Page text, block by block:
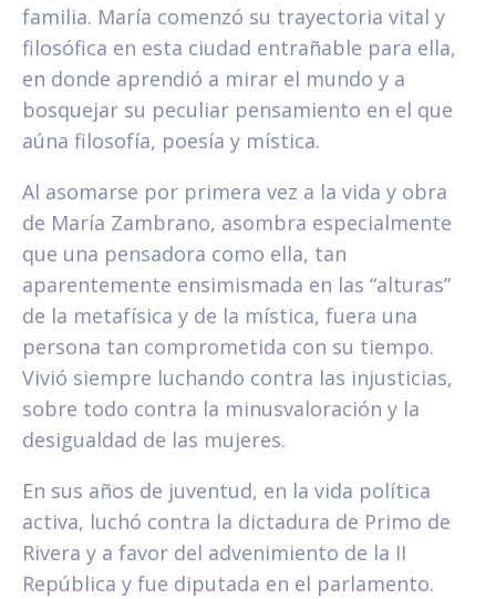
familia. María comenzó su trayectoria vital y
filosófica en esta ciudad entrañable para ella,
en donde aprendió a mirar el mundo y a
bosquejar su peculiar pensamiento en el que
aúna filosofía, poesía y mística.
Al asomarse por primera vez a la vida y obra
de María Zambrano, asombra especialmente
que una pensadora como ella, tan
aparentemente ensimismada en las “alturas”
de la metafísica y de la mística, fuera una
persona tan comprometida con su tiempo.
Vivió siempre luchando contra las injusticias,
sobre todo contra la minusvaloración y la
desigualdad de las mujeres.
En sus años de juventud, en la vida política
activa, luchó contra la dictadura de Primo de
Rivera y a favor del advenimiento de la II
República y fue diputada en el parlamento.